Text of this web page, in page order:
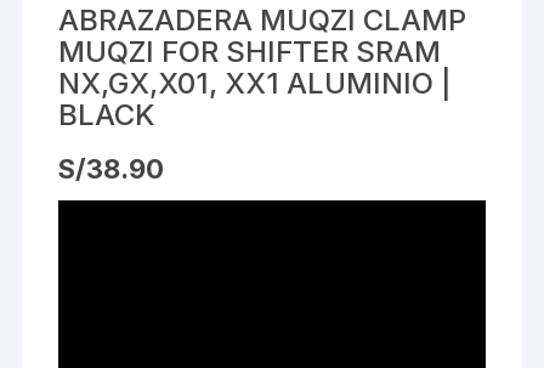
ABRAZADERA MUQZI CLAMP
MUQZI FOR SHIFTER SRAM
NX,GX,X01, XX1 ALUMINIO |
BLACK
S/38.90